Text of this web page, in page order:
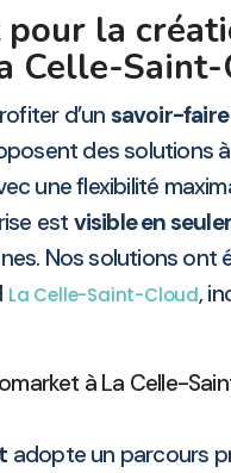
la
Celle-
d’un savoir-
des solutions
une flexibilité
est visible en
Nos solutions
La Celle-Saint-Cloud,
à La Celle-
adopte un parcours